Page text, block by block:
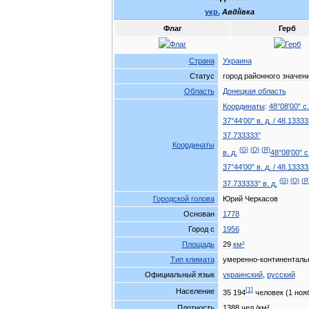
укр. Авді́ївка
Флаг
Герб
Страна
Украина
Статус
город районного
Область
Донецкая область
Координаты
Координаты: 48°08′00″ с
37°44′00″ в. д. / 48.
37. 733333°
в. д. (G) (O) (Я )48°08′00″ с
37°44′00″ в. д. / 48.
37. 733333° в. д. (G) (O) (Я
Городской голова Юрий Черкасов
Основан
1778
Город с
1956
Площадь
29 км²
Тип климата умеренно-
Официальный язык украинский, русский
Население
35 194[1] человек(1